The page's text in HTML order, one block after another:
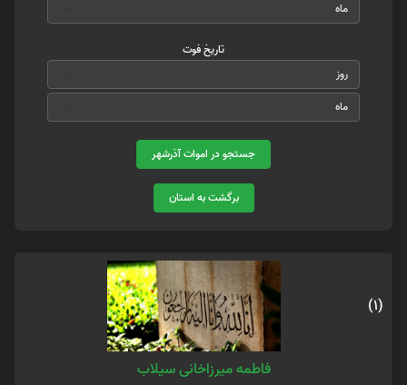
تاریخ فوت
جستجو در اموات آذرشهر
برگشت به استان
(1)
فاطمه میرزاخانی سیلاب